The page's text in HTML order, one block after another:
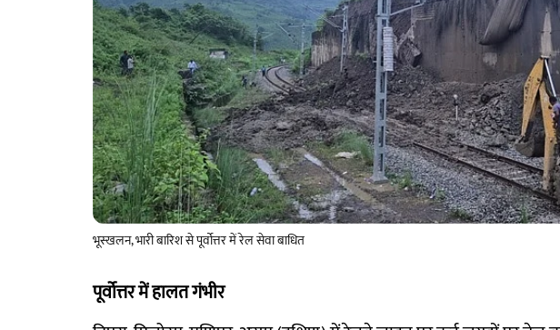
भूस्खलन, भारी बारिश से पूर्वोत्तर में रेल सेवा बाधित
पूर्वोत्तर में हालत गंभीर